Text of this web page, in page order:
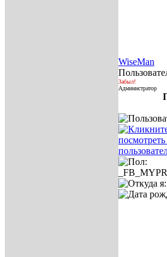
WiseMan
Забыл!
Администратор